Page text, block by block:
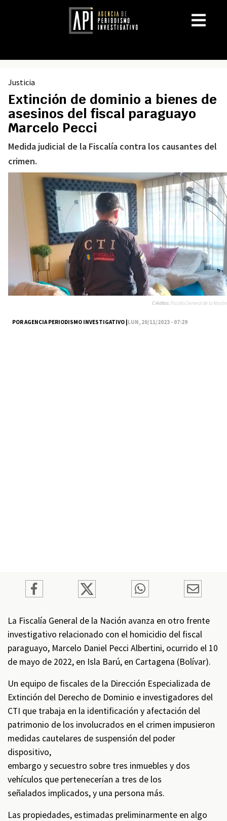
Justicia
Extinción de dominio a bienes de
asesinos del fiscal paraguayo
Marcelo Pecci
Medida judicial de la Fiscalía contra los causantes del
crimen.
POR AGENCIA PERIODISMO INVESTIGATIVO |LUN, 20/11/2023 - 07:29
Créditos:Fiscalía General de la Nación
La Fiscalía General de la Nación avanza en otro frente
investigativo relacionado con el homicidio del fiscal
paraguayo, Marcelo Daniel Pecci Albertini, ocurrido el 10
de mayo de 2022, en Isla Barú, en Cartagena (Bolívar).
Un equipo de fiscales de la Dirección Especializada de
Extinción del Derecho de Dominio e investigadores del
CTI que trabaja en la identificación y afectación del
patrimonio de los involucrados en el crimen impusieron
medidas cautelares de suspensión del poder
dispositivo,
embargo y secuestro sobre tres inmuebles y dos
vehículos que pertenecerían a tres de los
señalados implicados, y una persona más.
Las propiedades, estimadas preliminarmente en algo